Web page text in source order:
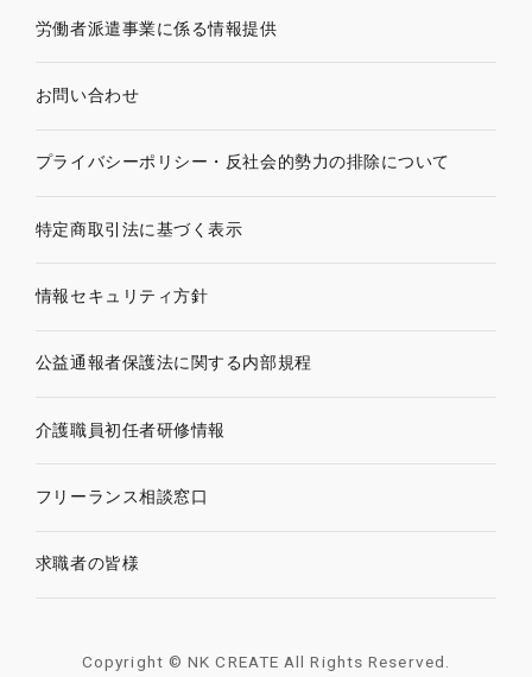
Copyright © NK CREATE All Rights Reserved.
労働者派遣事業に係る情報提供
お問い合わせ
プライバシーポリシー・ 反社会的勢力の排除について
特定商取引法に基づく表示
情報セキュリティ方針
公益通報者保護法に関する内部規程
介護職員初任者研修情報
フリーランス相談窓口
求職者の皆様